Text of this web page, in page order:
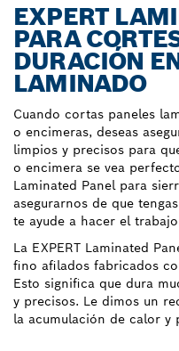
EXPERT
PARA
DURACIÓN
LAMINADO
Cuando cortas paneles
o encimeras, deseas
limpios y precisos para
o encimera se vea
Laminated Panel para
asegurarnos de que
te ayude a hacer el
La EXPERT Laminated
fino afilados fabricados
Esto significa que dura
y precisos. Le dimos un
la acumulación de calor